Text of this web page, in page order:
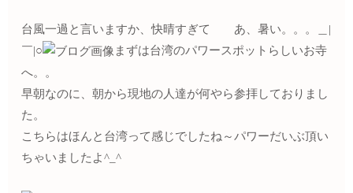
台風一過と言いますか、快晴すぎて あ、暑い。。。＿|
￣|○
まずは台湾のパワースポットらしいお寺
へ。。
早朝なのに、朝から現地の人達が何やら参拝しておりまし
た。
こちらはほんと台湾って感じでしたね～パワーだいぶ頂い
ちゃいましたよ^_^